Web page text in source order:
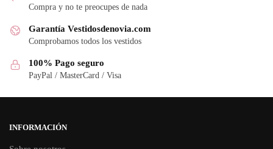
Compra y no te preocupes de nada
Garantía Vestidosdenovia.com
Comprobamos todos los vestidos
100% Pago seguro
PayPal / MasterCard / Visa
INFORMACIÓN